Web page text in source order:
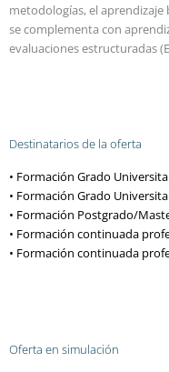
metodologías, el
se complementa con
evaluaciones estructuradas
Destinatarios de la oferta
• Formación Grado
• Formación Grado
• Formación Postgrado/
• Formación continuada
• Formación continuada
Oferta en simulación